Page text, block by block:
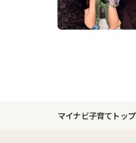
マイナビ子育てトップ